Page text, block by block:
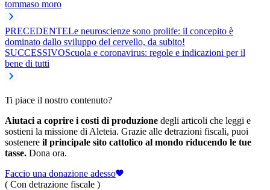
tommaso moro
PRECEDENTELe neuroscienze sono prolife: il concepito è
dominato dallo sviluppo del cervello, da subito!
SUCCESSIVOScuola e coronavirus: regole e indicazioni per il
bene di tutti
Ti piace il nostro contenuto?
Aiutaci a coprire i costi di produzione degli articoli che leggi e
sostieni la missione di Aleteia. Grazie alle detrazioni fiscali, puoi
sostenere il principale sito cattolico al mondo riducendo le tue
tasse. Dona ora.
Faccio una donazione adesso
( Con detrazione fiscale )